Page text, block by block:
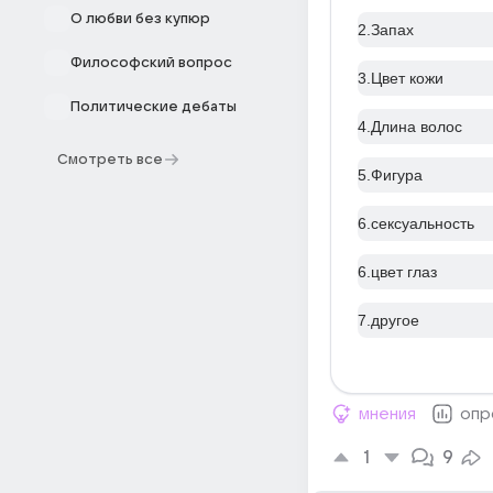
О любви без купюр
Философский вопрос
Политические дебаты
Смотреть все
2.Запах
3.Цвет кожи
4.Длина волос
5.Фигура
6.сексуальность
6.цвет глаз
7.другое
мнения
1 9